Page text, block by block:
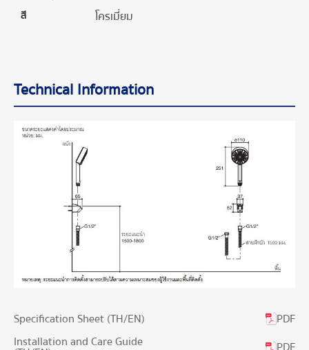
สี โครเมี่ยม
Technical Information
Specification Sheet (TH/EN)
PDF
Installation and Care Guide